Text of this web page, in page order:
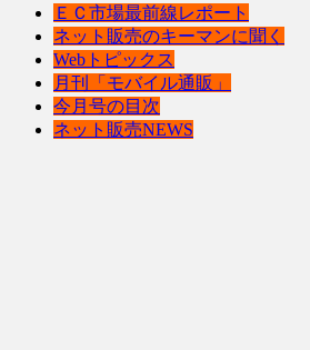
ＥＣ市場最前線レポート
ネット販売のキーマンに聞く
Webトピックス
月刊「モバイル通販」
今月号の目次
ネット販売NEWS